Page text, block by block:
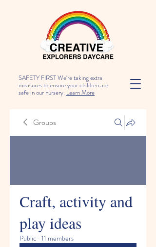
SAFETY FIRST We're taking extra
measures to ensure your children are
safe in our nursery. Learn More
Groups
Craft, activity and
play ideas
Public · 11 members